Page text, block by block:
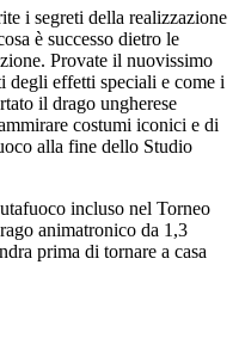
i segreti della realizzazione
è successo dietro le
Provate il nuovissimo
degli effetti speciali e come i
il drago ungherese
costumi iconici e di
alla fine dello Studio
incluso nel Torneo
animatronico da 1,3
prima di tornare a casa